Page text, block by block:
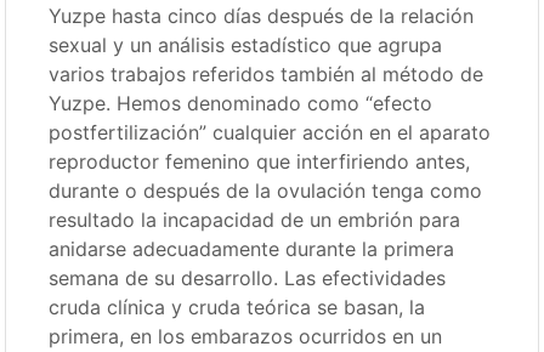
Yuzpe hasta cinco días después de la relación
sexual y un análisis estadístico que agrupa
varios trabajos referidos también al método de
Yuzpe. Hemos denominado como “efecto
postfertilización” cualquier acción en el aparato
reproductor femenino que interfiriendo antes,
durante o después de la ovulación tenga como
resultado la incapacidad de un embrión para
anidarse adecuadamente durante la primera
semana de su desarrollo. Las efectividades
cruda clínica y cruda teórica se basan, la
primera, en los embarazos ocurridos en un